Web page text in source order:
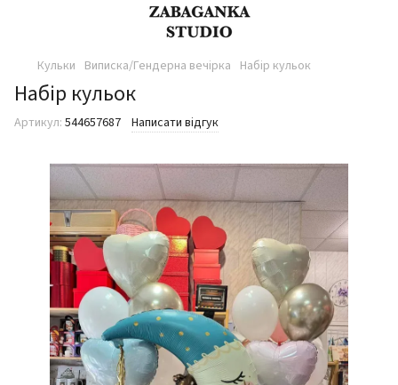
Кульки Виписка/Гендерна вечірка Набір кульок
Набір кульок
Артикул: 544657687 Написати відгук